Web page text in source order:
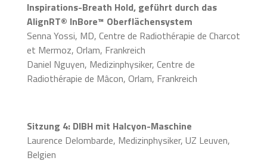
Inspirations-Breath Hold, geführt durch das
AlignRT® InBore™ Oberflächensystem
Senna Yossi, MD, Centre de Radiothérapie de Charcot
et Mermoz, Orlam, Frankreich
Daniel Nguyen, Medizinphysiker, Centre de
Radiothérapie de Mâcon, Orlam, Frankreich
Sitzung 4: DIBH mit Halcyon-Maschine
Laurence Delombarde, Medizinphysiker, UZ Leuven,
Belgien